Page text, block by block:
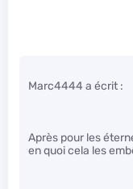
Marc4444 a écrit :
Après pour les
en quoi cela les